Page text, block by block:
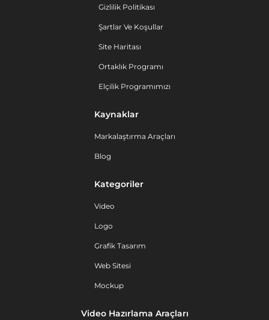
Gizlilik Politikası
Şartlar Ve Koşullar
Site Haritası
Ortaklık Programı
Elçilik Programımızı
Kaynaklar
Markalaştırma Araçları
Blog
Kategoriler
Video
Logo
Grafik Tasarım
Web Sitesi
Mockup
Video Hazırlama Araçları